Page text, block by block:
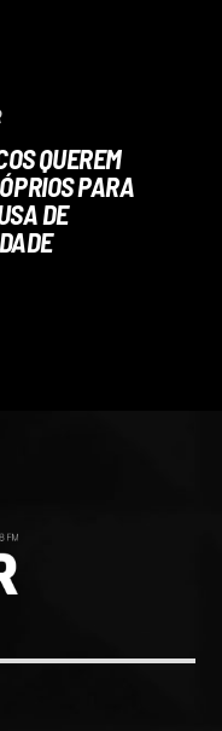
QUEREM
PARA
DE